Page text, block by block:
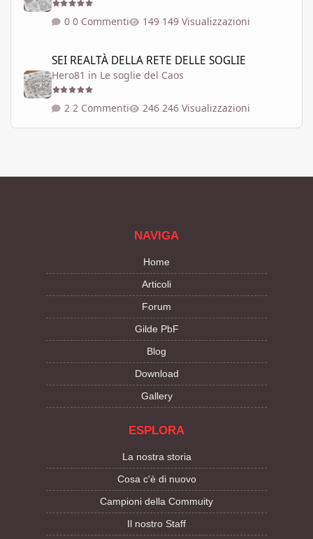
0 Commenti 149 Visualizzazioni
SEI REALTÀ DELLA RETE DELLE SOGLIE
Hero81 in Le soglie del Caos
2 Commenti 246 Visualizzazioni
NAVIGA
Home
Articoli
Forum
Gilde PbF
Blog
Download
Gallery
ESPLORA
La nostra storia
Cosa c'è di nuovo
Campioni della Commuity
Il nostro Staff